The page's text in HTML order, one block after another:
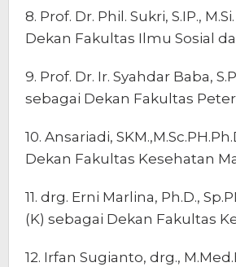
8. Prof. Dr. Phil. Sukri, S.IP.,
Dekan Fakultas Ilmu Sosial
9. Prof. Dr. Ir. Syahdar Baba,
sebagai Dekan Fakultas
10. Ansariadi,
Dekan Fakultas Kesehatan
11. drg. Erni Marlina, Ph.D.,
(K) sebagai Dekan Fakultas
12. Irfan Sugianto, drg.,